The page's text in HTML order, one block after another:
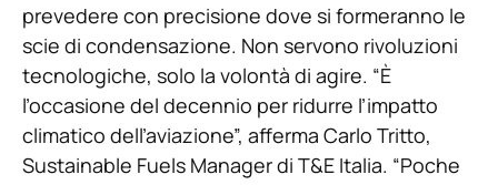
prevedere con precisione dove si formeranno le
scie di condensazione. Non servono rivoluzioni
tecnologiche, solo la volontà di agire. “È
l’occasione del decennio per ridurre l’impatto
climatico dell’aviazione”, afferma Carlo Tritto,
Sustainable Fuels Manager di T&E Italia. “Poche